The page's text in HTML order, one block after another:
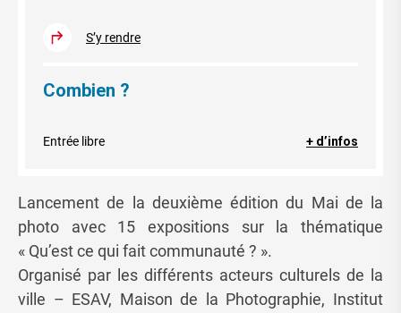
S’y rendre
Combien ?
Entrée libre + d’infos
Lancement de la deuxième édition du Mai de la
photo avec 15 expositions sur la thématique
« Qu’est ce qui fait communauté ? ».
Organisé par les différents acteurs culturels de la
ville – ESAV, Maison de la Photographie, Institut